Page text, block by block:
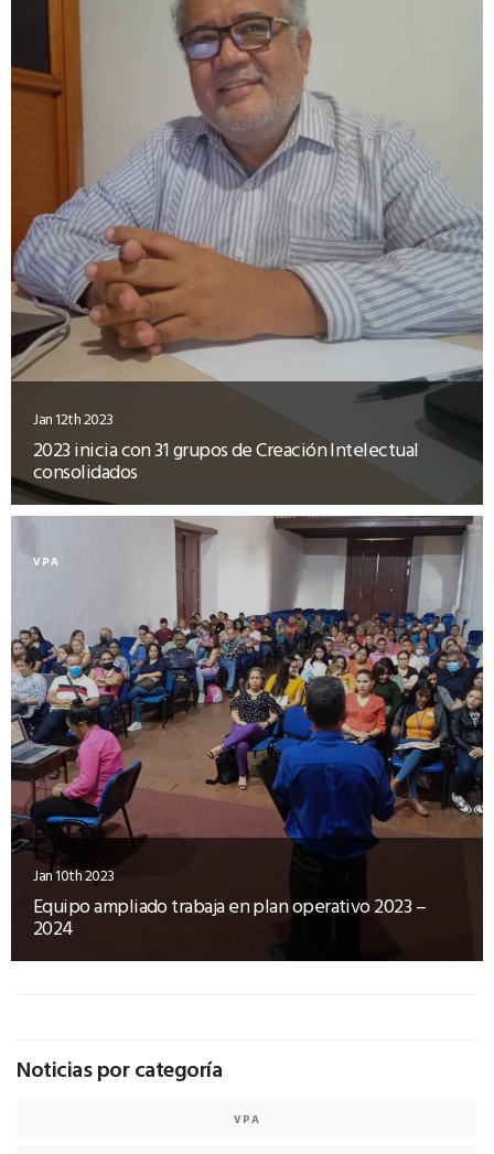
Jan 12th 2023
2023 inicia con 31 grupos de Creación Intelectual
consolidados
VPA
Jan 10th 2023
Equipo ampliado trabaja en plan operativo 2023 –
2024
Noticias por categoría
VPA